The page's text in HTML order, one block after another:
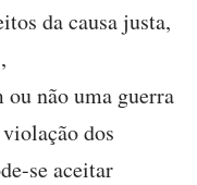
da causa justa,
ou não uma guerra
dos
se aceitar